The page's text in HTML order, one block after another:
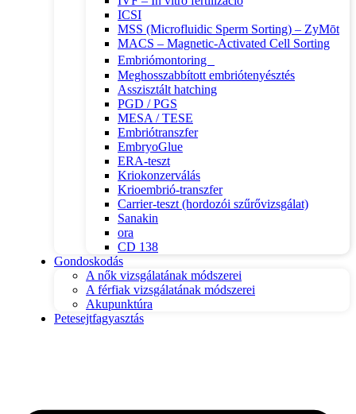
ICSI
MSS (Microfluidic Sperm Sorting) – ZyMōt
MACS – Magnetic-Activated Cell Sorting
Embriómontoring
Meghosszabbított embriótenyésztés
Asszisztált hatching
PGD / PGS
MESA / TESE
Embriótranszfer
EmbryoGlue
ERA-teszt
Kriokonzerválás
Krioembrió-transzfer
Carrier-teszt (hordozói szűrővizsgálat)
Sanakin
ora
CD 138
Gondoskodás
A nők vizsgálatának módszerei
A férfiak vizsgálatának módszerei
Akupunktúra
Petesejtfagyasztás